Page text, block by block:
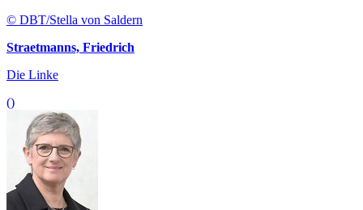
© DBT/Stella von Saldern
Straetmanns, Friedrich
Die Linke
()